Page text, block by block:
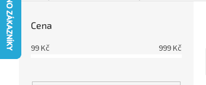
r
Cena
99Kč 999Kč